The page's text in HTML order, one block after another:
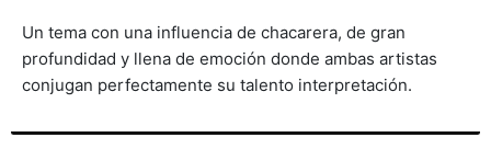
Un tema con una influencia de chacarera, de gran
profundidad y llena de emoción donde ambas artistas
conjugan perfectamente su talento interpretación.